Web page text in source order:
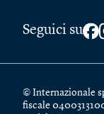
Seguici su
© Internazionale
fiscale